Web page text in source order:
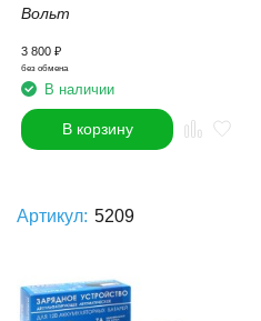
Вольт
3 800 ₽
без обмена
В наличии
В корзину
Артикул: 5209